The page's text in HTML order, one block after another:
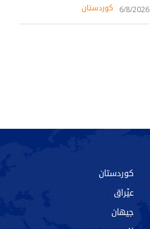
6/8/2026 کوردستان
کوردستان
عێراق
جیهان